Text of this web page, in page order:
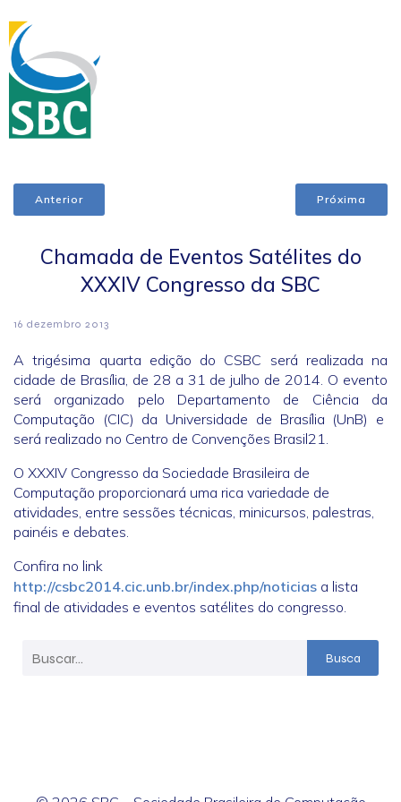
Anterior Próxima
Chamada de Eventos Satélites do
XXXIV Congresso da SBC
16 dezembro 2013
A trigésima quarta edição do CSBC será realizada na
cidade de Brasília, de 28 a 31 de julho de 2014. O evento
será organizado pelo Departamento de Ciência da
Computação (CIC) da Universidade de Brasília (UnB) e
será realizado no Centro de Convenções Brasil21.
O XXXIV Congresso da Sociedade Brasileira de
Computação proporcionará uma rica variedade de
atividades, entre sessões técnicas, minicursos, palestras,
painéis e debates.
Confira no link
http://csbc2014.cic.unb.br/index.php/noticias a lista
final de atividades e eventos satélites do congresso.
Busca